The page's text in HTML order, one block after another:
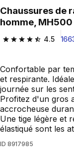
Chaussures de randonnée montagne légères
homme,
4.5
4.5 out of 5 stars
Confortable par
et respirante.
journée sur les
Profitez d'un gros
accrocheuse
Une tige légère et
élastiqué sont les
ID 8917985